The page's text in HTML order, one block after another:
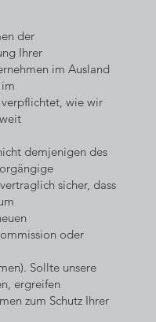
der
Ihrer
im Ausland
wie wir
demjenigen des
sicher, dass
oder
Sollte unsere
ergreifen
zum Schutz Ihrer